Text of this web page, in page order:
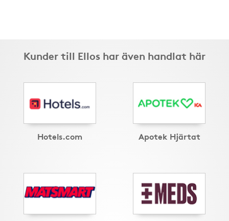
Kunder till Ellos har även handlat här
Hotels.com Apotek Hjärtat